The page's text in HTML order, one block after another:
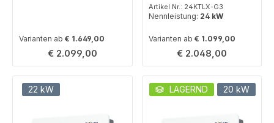
Varianten ab € 1.649,00
Regulärer Preis:
€ 2.099,00
Artikel Nr.: 24KTLX-G3
Nennleistung: 24 kW
Varianten ab € 1.099,00
Regulärer Preis:
€ 2.048,00
22 kW LAGERND 20 kW